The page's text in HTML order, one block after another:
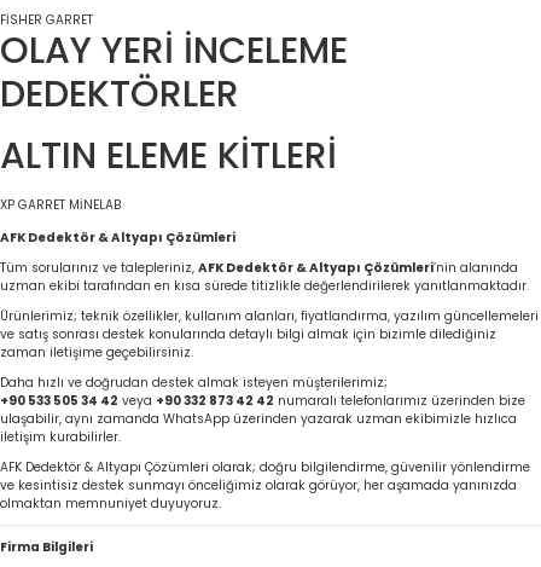
FİSHER GARRET
OLAY YERİ İNCELEME
DEDEKTÖRLER
ALTIN ELEME KİTLERİ
XP GARRET MİNELAB
AFK Dedektör & Altyapı Çözümleri
Tüm sorularınız ve talepleriniz, AFK Dedektör & Altyapı Çözümleri’nin alanında
uzman ekibi tarafından en kısa sürede titizlikle değerlendirilerek yanıtlanmaktadır.
Ürünlerimiz; teknik özellikler, kullanım alanları, fiyatlandırma, yazılım güncellemeleri
ve satış sonrası destek konularında detaylı bilgi almak için bizimle dilediğiniz
zaman iletişime geçebilirsiniz.
Daha hızlı ve doğrudan destek almak isteyen müşterilerimiz;
+90 533 505 34 42 veya +90 332 873 42 42 numaralı telefonlarımız üzerinden bize
ulaşabilir, aynı zamanda WhatsApp üzerinden yazarak uzman ekibimizle hızlıca
iletişim kurabilirler.
AFK Dedektör & Altyapı Çözümleri olarak; doğru bilgilendirme, güvenilir yönlendirme
ve kesintisiz destek sunmayı önceliğimiz olarak görüyor, her aşamada yanınızda
olmaktan memnuniyet duyuyoruz.
Firma Bilgileri